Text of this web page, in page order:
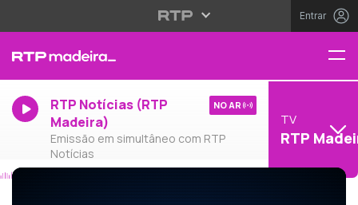
Entrar
RTP Notícias (RTP
Madeira)
Emissão em simultâneo com RTP
Notícias
NO AR
TV
RTP